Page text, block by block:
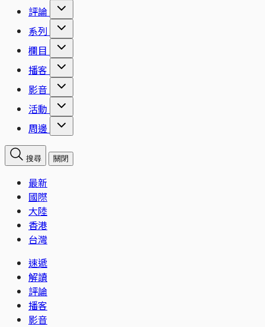
評論
系列
欄目
播客
影音
活動
周邊
搜尋 關閉
最新
國際
大陸
香港
台灣
速遞
解讀
評論
播客
影音